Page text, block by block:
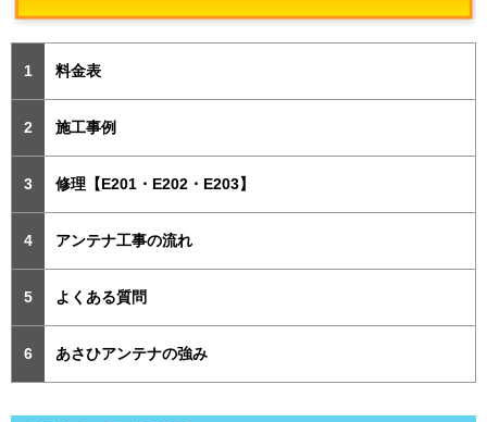
料金表
施工事例
修理【E201・E202・E203】
アンテナ工事の流れ
よくある質問
あさひアンテナの強み